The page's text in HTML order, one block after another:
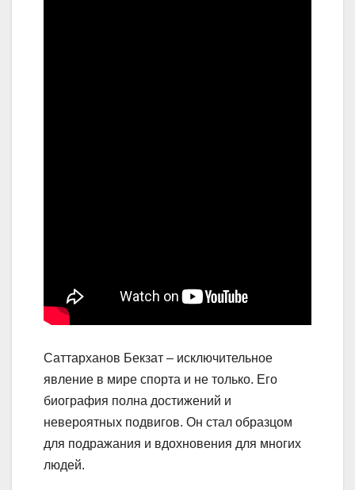
Саттарханов Бекзат – исключительное
явление в мире спорта и не только. Его
биография полна достижений и
невероятных подвигов. Он стал образцом
для подражания и вдохновения для многих
людей.